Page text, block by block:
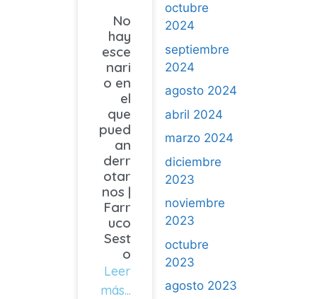
octubre
2024
septiembre
2024
agosto 2024
abril 2024
marzo 2024
diciembre
2023
noviembre
2023
octubre
2023
agosto 2023
No
hay
esce
nari
o en
el
que
pued
an
derr
otar
nos |
Farr
uco
Sest
o
Leer
más...